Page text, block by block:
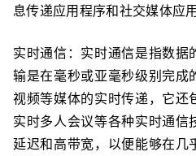
息传递应用程序和社交媒体应用
实时通信：实时通信是指数
输是在毫秒或亚毫秒级别完成
视频等媒体的实时传递，它还
实时多人会议等各种实时通
延迟和高带宽，以便能够在几